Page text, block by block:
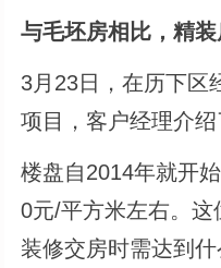
与毛坯房相比，精
3月23日，在历下区
项目，客户经理介绍
楼盘自2014年就开
0元/平方米左右。
装修交房时需达到